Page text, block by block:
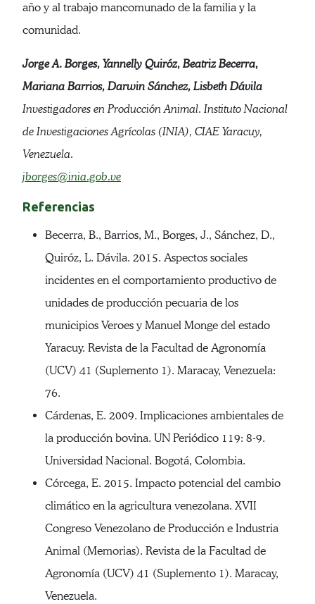
año y al trabajo mancomunado de la familia y la
comunidad.
Jorge A. Borges, Yannelly Quiróz, Beatriz Becerra,
Mariana Barrios, Darwin Sánchez, Lisbeth Dávila
Investigadores en Producción Animal. Instituto Nacional
de Investigaciones Agrícolas (INIA), CIAE Yaracuy,
Venezuela.
jborges@inia.gob.ve
Referencias
Becerra, B., Barrios, M., Borges, J., Sánchez, D.,
Quiróz, L. Dávila. 2015. Aspectos sociales
incidentes en el comportamiento productivo de
unidades de producción pecuaria de los
municipios Veroes y Manuel Monge del estado
Yaracuy. Revista de la Facultad de Agronomía
(UCV) 41 (Suplemento 1). Maracay, Venezuela:
76.
Cárdenas, E. 2009. Implicaciones ambientales de
la producción bovina. UN Periódico 119: 8-9.
Universidad Nacional. Bogotá, Colombia.
Córcega, E. 2015. Impacto potencial del cambio
climático en la agricultura venezolana. XVII
Congreso Venezolano de Producción e Industria
Animal (Memorias). Revista de la Facultad de
Agronomía (UCV) 41 (Suplemento 1). Maracay,
Venezuela.